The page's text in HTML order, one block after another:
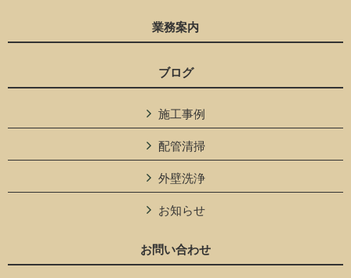
業務案内
ブログ
施工事例
配管清掃
外壁洗浄
お知らせ
お問い合わせ